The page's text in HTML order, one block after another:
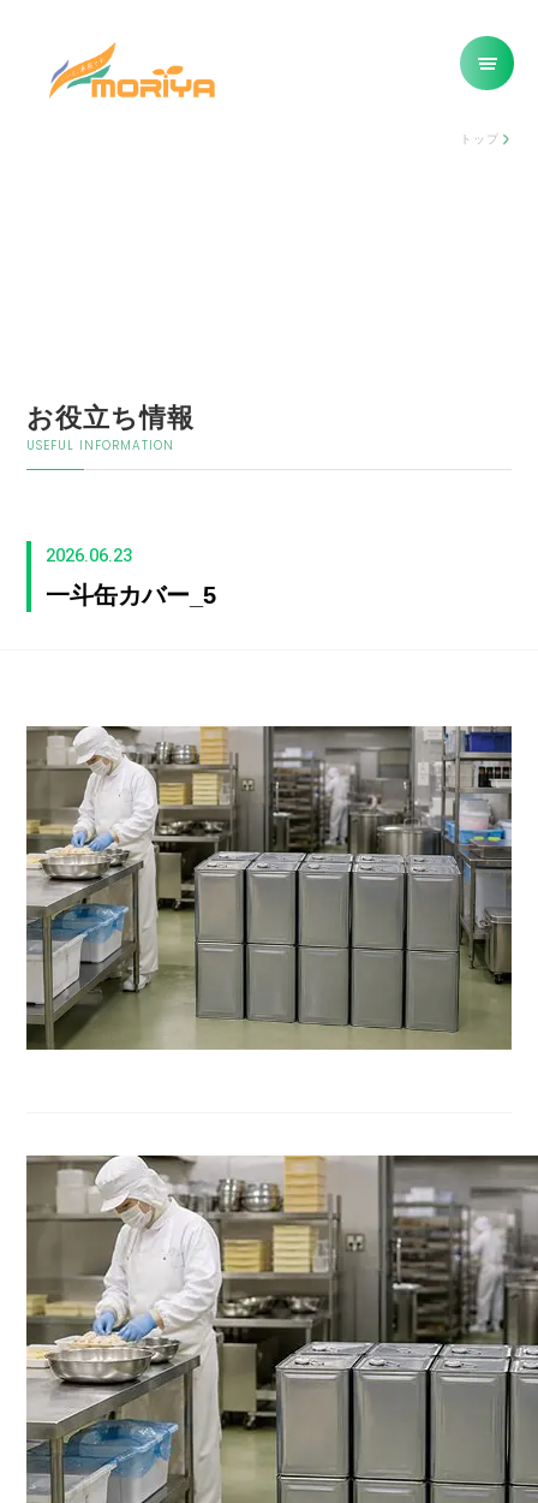
トップ
お役立ち情報
USEFUL INFORMATION
2026.06.23
一斗缶カバー_5